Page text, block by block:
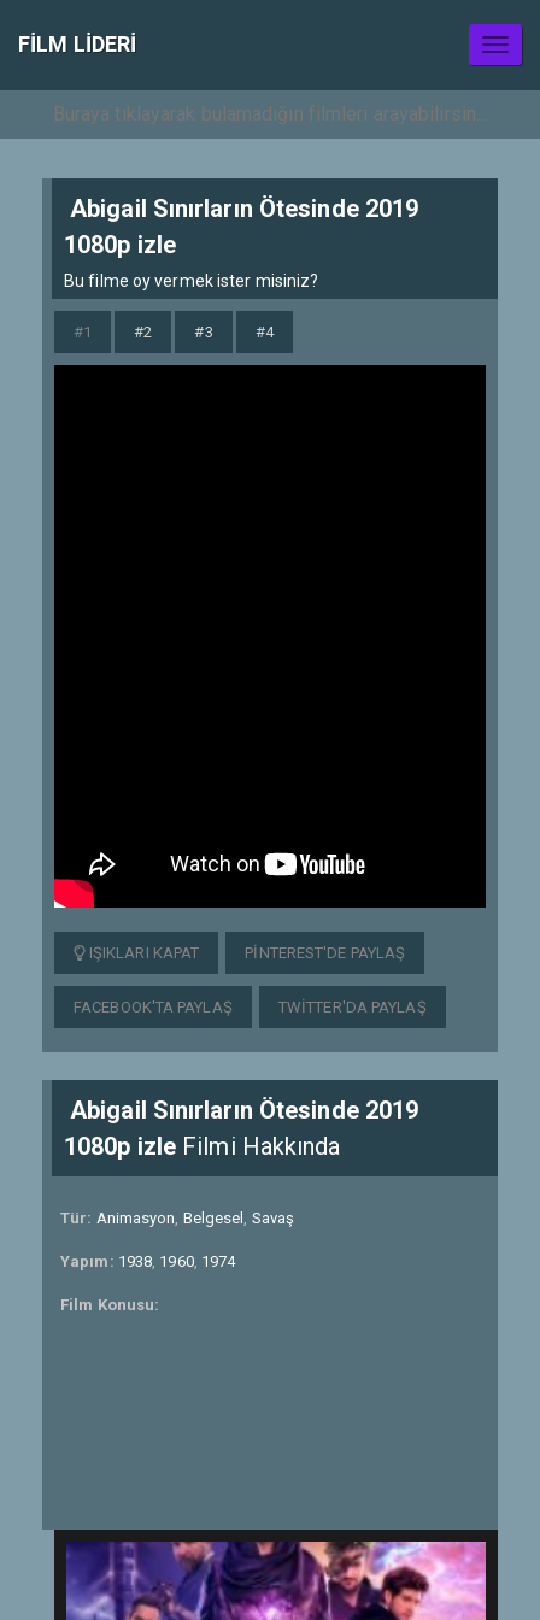
FILM LIDERI
Abigail Sınırların Ötesinde 2019
1080p izle
Bu filme oy vermek ister misiniz?
#1 #2 #3 #4
IŞIKLARI KAPAT PINTEREST'DE PAYLAŞ
FACEBOOK'TA PAYLAŞ TWITTER'DA PAYLAŞ
Abigail Sınırların Ötesinde 2019
1080p izle Filmi Hakkında
Tür: Animasyon, Belgesel , Savaş
Yapım: 1938, 1960, 1974
Film Konusu: